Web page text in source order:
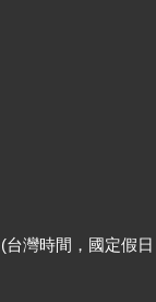
台灣時間，國定假日